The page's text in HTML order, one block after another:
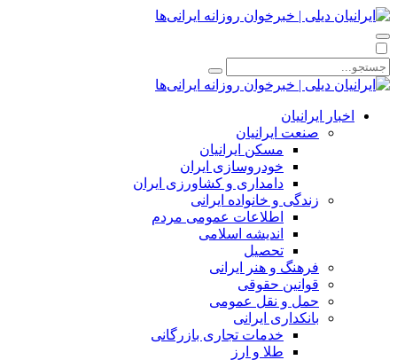
اخبار ایرانیان
صنعت ایرانیان
مسکن ایرانیان
خودروسازی ایران
دامداری و کشاورزی ایران
زندگی و خانواده ایرانی
اطلاعات عمومی مردم
اندیشه اسلامی
تحصیل
فرهنگ و هنر ایرانی
قوانین حقوقی
حمل و نقل عمومی
بانکداری ایرانی
خدمات تجاری بازرگانی
طلا و ارز